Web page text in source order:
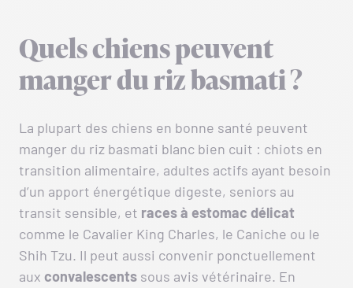
Quels chiens peuvent
manger du riz basmati ?
La plupart des chiens en bonne santé peuvent
manger du riz basmati blanc bien cuit : chiots en
transition alimentaire, adultes actifs ayant besoin
d’un apport énergétique digeste, seniors au
transit sensible, et races à estomac délicat
comme le Cavalier King Charles, le Caniche ou le
Shih Tzu. Il peut aussi convenir ponctuellement
aux convalescents sous avis vétérinaire. En